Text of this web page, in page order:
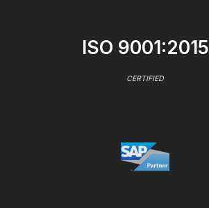
ISO 9001:2015
CERTIFIED